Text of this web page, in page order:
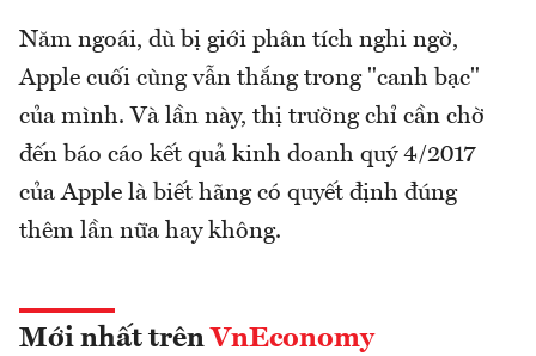
Năm ngoái, dù bị giới phân tích nghi ngờ,
Apple cuối cùng vẫn thắng trong "canh bạc"
của mình. Và lần này, thị trường chỉ cần chờ
đến báo cáo kết quả kinh doanh quý 4/2017
của Apple là biết hãng có quyết định đúng
thêm lần nữa hay không.
Mới nhất trên VnEconomy